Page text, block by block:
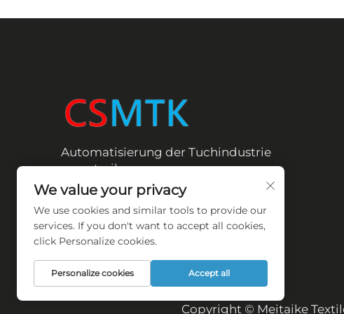
Automatisierung der Tuchindustrie
vorantreiben
Copyright © Meitaike
We value your privacy
We use cookies and similar tools to provide our
services. If you don't want to accept all cookies,
click Personalize cookies.
Personalize cookies Accept all